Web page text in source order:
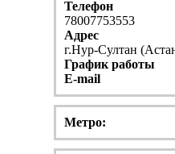
Телефон
78007753553
Адрес
г.Нур-Султан
График работы
E-mail
Метро: